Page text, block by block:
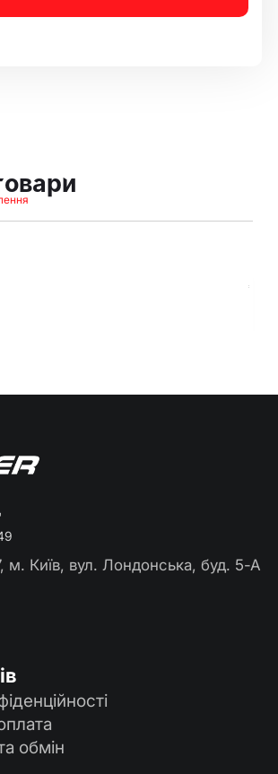
:
м. Київ, вул. Лондонська, буд. 5-А
обмін